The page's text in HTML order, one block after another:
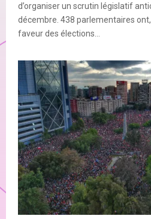
d’organiser un scrutin législatif
décembre. 438 parlementaires
faveur des élections...